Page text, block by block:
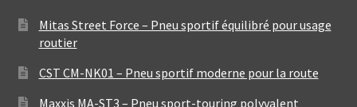
Mitas Street Force – Pneu sportif équilibré pour usage
routier
CST CM-NK01 – Pneu sportif moderne pour la route
Maxxis MA-ST3 – Pneu sport-touring polyvalent